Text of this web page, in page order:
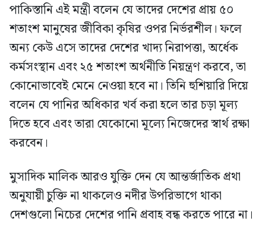
পাকিস্তানি এই মন্ত্রী বলেন যে তাদের দেশের প্রায় ৫০
শতাংশ মানুষের জীবিকা কৃষির ওপর নির্ভরশীল। ফলে
অন্য কেউ এসে তাদের দেশের খাদ্য নিরাপত্তা, অর্ধেক
কর্মসংস্থান এবং ২৫ শতাংশ অর্থনীতি নিয়ন্ত্রণ করবে, তা
কোনোভাবেই মেনে নেওয়া হবে না। তিনি হুশিয়ারি দিয়ে
বলেন যে পানির অধিকার খর্ব করা হলে তার চড়া মূল্য
দিতে হবে এবং তারা যেকোনো মূল্যে নিজেদের স্বার্থ রক্ষা
করবেন।
মুসাদিক মালিক আরও যুক্তি দেন যে আন্তর্জাতিক প্রথা
অনুযায়ী চুক্তি না থাকলেও নদীর উপরিভাগে থাকা
দেশগুলো নিচের দেশের পানি প্রবাহ বন্ধ করতে পারে না।